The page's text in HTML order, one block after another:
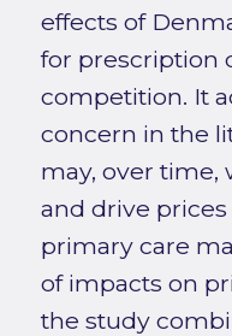
effects of
for prescription
competition. It
concern in the
may, over time,
and drive
primary care
of impacts on
the study